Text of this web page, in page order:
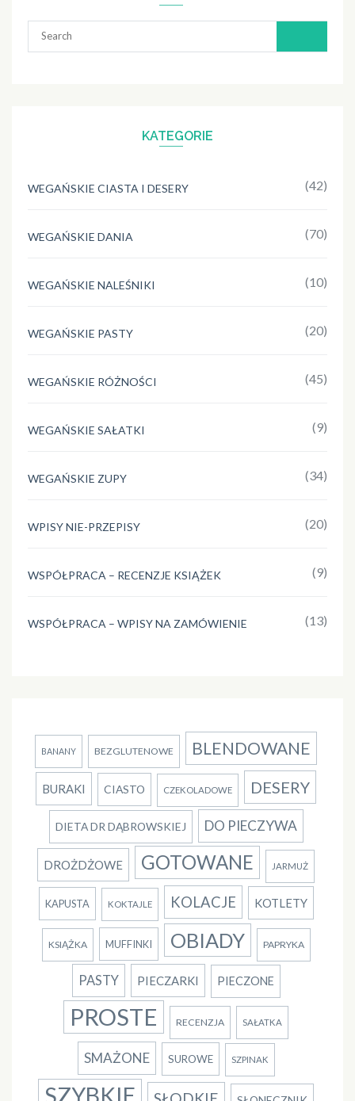
for:
KATEGORIE
WEGAŃSKIE CIASTA I DESERY (42)
WEGAŃSKIE DANIA (70)
WEGAŃSKIE NALEŚNIKI (10)
WEGAŃSKIE PASTY (20)
WEGAŃSKIE RÓŻNOŚCI (45)
WEGAŃSKIE SAŁATKI (9)
WEGAŃSKIE ZUPY (34)
WPISY NIE-PRZEPISY (20)
WSPÓŁPRACA – RECENZJE KSIĄŻEK (9)
WSPÓŁPRACA – WPISY NA ZAMÓWIENIE (13)
BANANY BEZGLUTENOWE BLENDOWANE
BURAKI CIASTO CZEKOLADOWE DESERY
DIETA DR DĄBROWSKIEJ DO PIECZYWA
DROŻDŻOWE GOTOWANE JARMUŻ
KAPUSTA KOKTAJLE KOLACJE KOTLETY
KSIĄŻKA MUFFINKI OBIADY PAPRYKA
PASTY PIECZARKI PIECZONE
PROSTE RECENZJA SAŁATKA
SMAŻONE SUROWE SZPINAK
SZYBKIE